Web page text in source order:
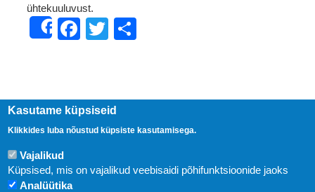
ühtekuuluvust.
ShareFacebook
Twitter
Kasutame küpsiseid
Klikkides luba nõustud küpsiste kasutamisega.
Vajalikud
Küpsised, mis on vajalikud veebisaidi põhifunktsioonide jaoks
Analüütika